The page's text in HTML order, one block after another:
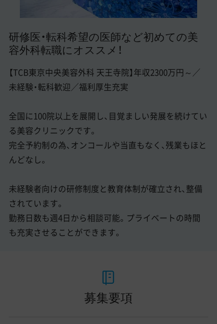
医師採用ご担当者様・その他問い合わせ
研修医・転科希望の医師など初めての美
容外科転職にオススメ！
【TCB東京中央美容外科 天王寺院】年収2300万円～／
未経験・転科歓迎／福利厚生充実
全国に100院以上を展開し、目覚ましい発展を続けてい
る美容クリニックです。
完全予約制の為、オンコールや当直もなく、残業もほと
んどなし。
未経験者向けの研修制度と教育体制が確立され、整備
されています。
勤務日数も週4日から相談可能。プライベートの時間
も充実させることができます。
募集要項